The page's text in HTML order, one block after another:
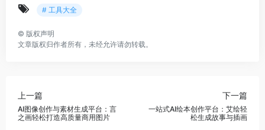
# 工具大全
© 版权声明
文章版权归作者所有，未经允许请勿转载。
上一篇
AI图像创作与素材生成平台：言
之画轻松打造高质量商用图片
下一篇
一站式AI绘本创作平台：艾绘轻
松生成故事与插画